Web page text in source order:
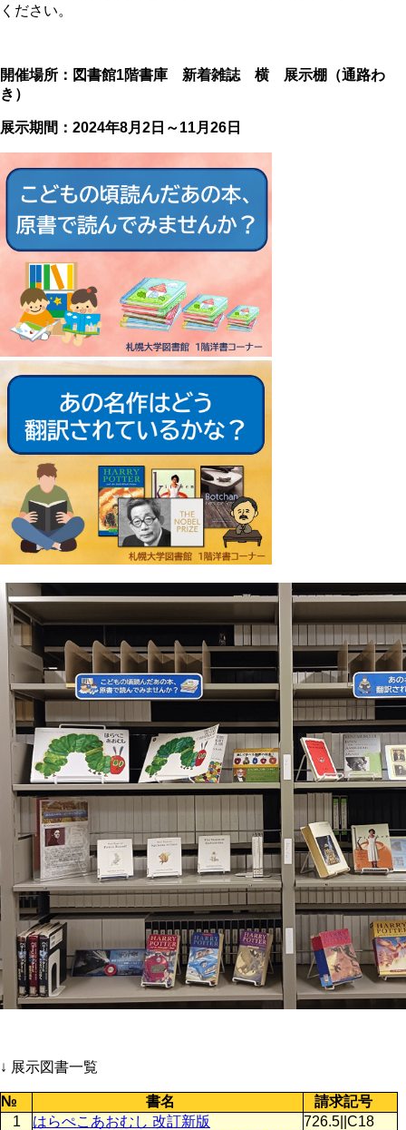
ください。
開催場所：図書館1階書庫 新着雑誌 横 展示棚（通路わ
き）
展示期間：2024年8月2日～11月26日
↓ 展示図書一覧
№ 書名
請求記号
1
はらぺこあおむし 改訂新版
726.5||C18